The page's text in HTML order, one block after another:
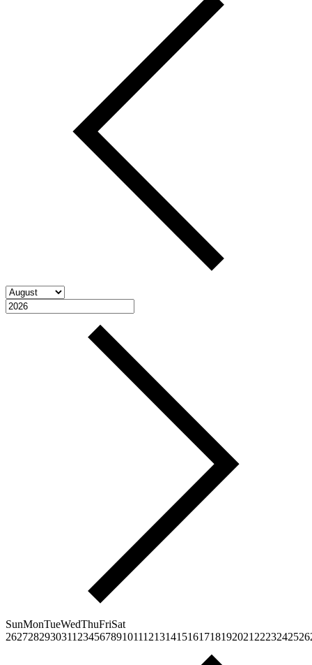
SunMonTueWedThuFriSat
2627282930311 23456789101112131415161718192021 2223242526